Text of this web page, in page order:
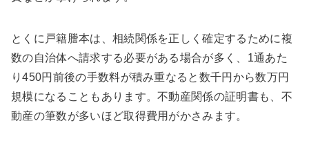
とくに戸籍謄本は、相続関係を正しく確定するために複
数の自治体へ請求する必要がある場合が多く、1通あた
り450円前後の手数料が積み重なると数千円から数万円
規模になることもあります。不動産関係の証明書も、不
動産の筆数が多いほど取得費用がかさみます。